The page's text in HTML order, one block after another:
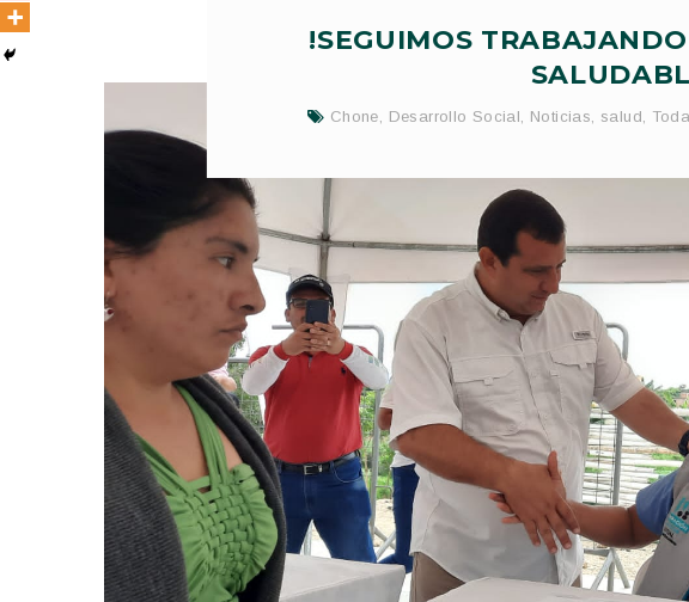
!SEGUIMOS
Chone, Desarrollo Social, Noticias, salud,